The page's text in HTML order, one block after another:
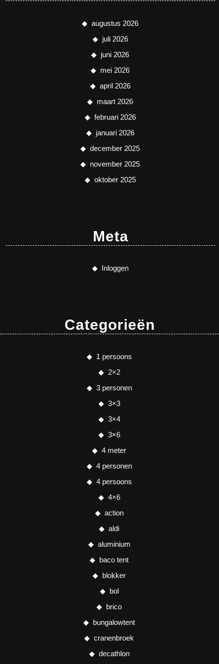
augustus 2026
juli 2026
juni 2026
mei 2026
april 2026
maart 2026
februari 2026
januari 2026
december 2025
november 2025
oktober 2025
Meta
Inloggen
Categorieën
1 persoons
2×2
3 personen
3×3
3×4
3×6
4 meter
4 personen
4 persoons
4×6
action
aldi
aluminium
baco tent
blokker
bol
brico
bungalowtent
cranenbroek
decathlon